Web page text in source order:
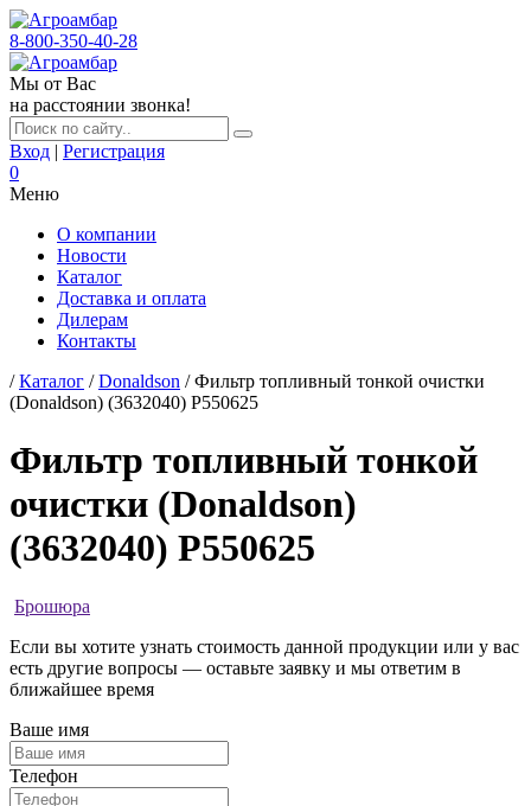
8-800-350-40-28
Мы от Вас
на расстоянии звонка!
Вход | Регистрация
0
Меню
О компании
Новости
Каталог
Доставка и оплата
Дилерам
Контакты
/Каталог /Donaldson / Фильтр топливный тонкой очистки
(Donaldson) (3632040) P550625
Фильтр топливный тонкой
очистки (Donaldson)
(3632040) P550625
Брошюра
Если вы хотите узнать стоимость данной продукции или у вас
есть другие вопросы — оставьте заявку и мы ответим в
ближайшее время
Ваше имя
Телефон